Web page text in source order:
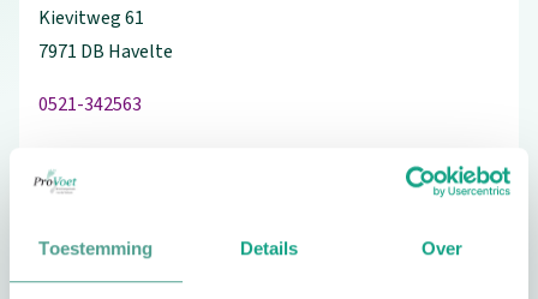
Toestemming Details Over
Kievitweg61
7971 DB Havelte
0521-342563